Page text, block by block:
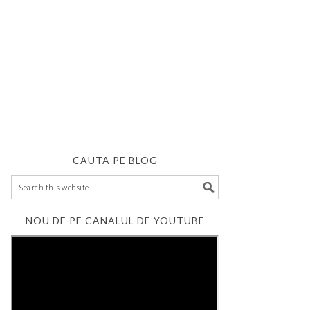
CAUTA PE BLOG
NOU DE PE CANALUL DE YOUTUBE